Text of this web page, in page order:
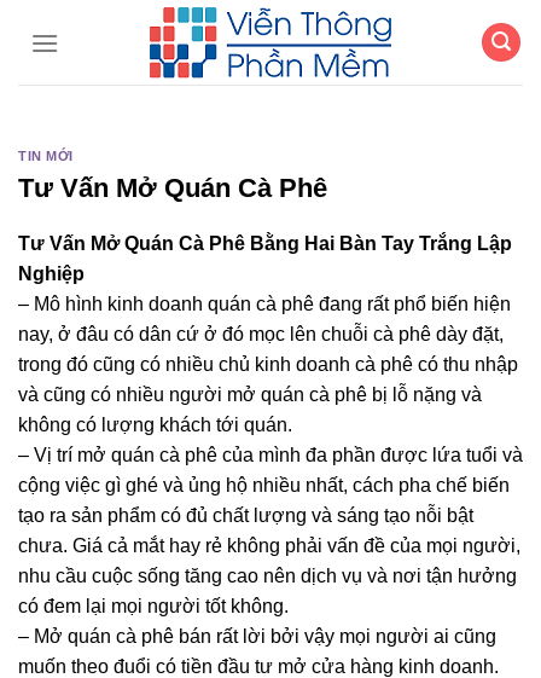
TIN MỚI
Tư Vấn Mở Quán Cà Phê
Tư Vấn Mở Quán Cà Phê Bằng Hai Bàn Tay Trắng Lập
Nghiệp
– Mô hình kinh doanh quán cà phê đang rất phổ biến hiện
nay, ở đâu có dân cứ ở đó mọc lên chuỗi cà phê dày đặt,
trong đó cũng có nhiều chủ kinh doanh cà phê có thu nhập
và cũng có nhiều người mở quán cà phê bị lỗ nặng và
không có lượng khách tới quán.
– Vị trí mở quán cà phê của mình đa phần được lứa tuổi và
cộng việc gì ghé và ủng hộ nhiều nhất, cách pha chế biến
tạo ra sản phẩm có đủ chất lượng và sáng tạo nỗi bật
chưa. Giá cả mắt hay rẻ không phải vấn đề của mọi người,
nhu cầu cuộc sống tăng cao nên dịch vụ và nơi tận hưởng
có đem lại mọi người tốt không.
– Mở quán cà phê bán rất lời bởi vậy mọi người ai cũng
muốn theo đuổi có tiền đầu tư mở cửa hàng kinh doanh.